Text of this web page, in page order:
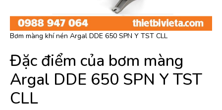
Bơm màng khí nén Argal DDE 650 SPN Y TST CLL
Đặc điểm của bơm màng
Argal DDE 650 SPN Y TST
CLL